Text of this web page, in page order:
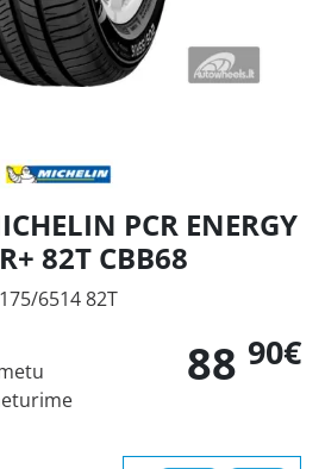
PCR ENERGY
82T CBB68
175/6514 82T
88 90€